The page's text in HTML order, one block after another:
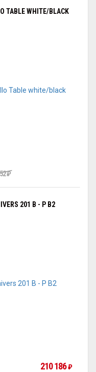
TABLE WHITE/BLACK
₽
201 B - P B2
210 186₽